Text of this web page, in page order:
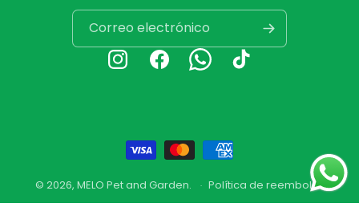
Correo electrónico
InstagramFacebookWhatsappTikTok
Formas
de
pago
© 2026, MELO Pet and Garden.
Política de reembolso